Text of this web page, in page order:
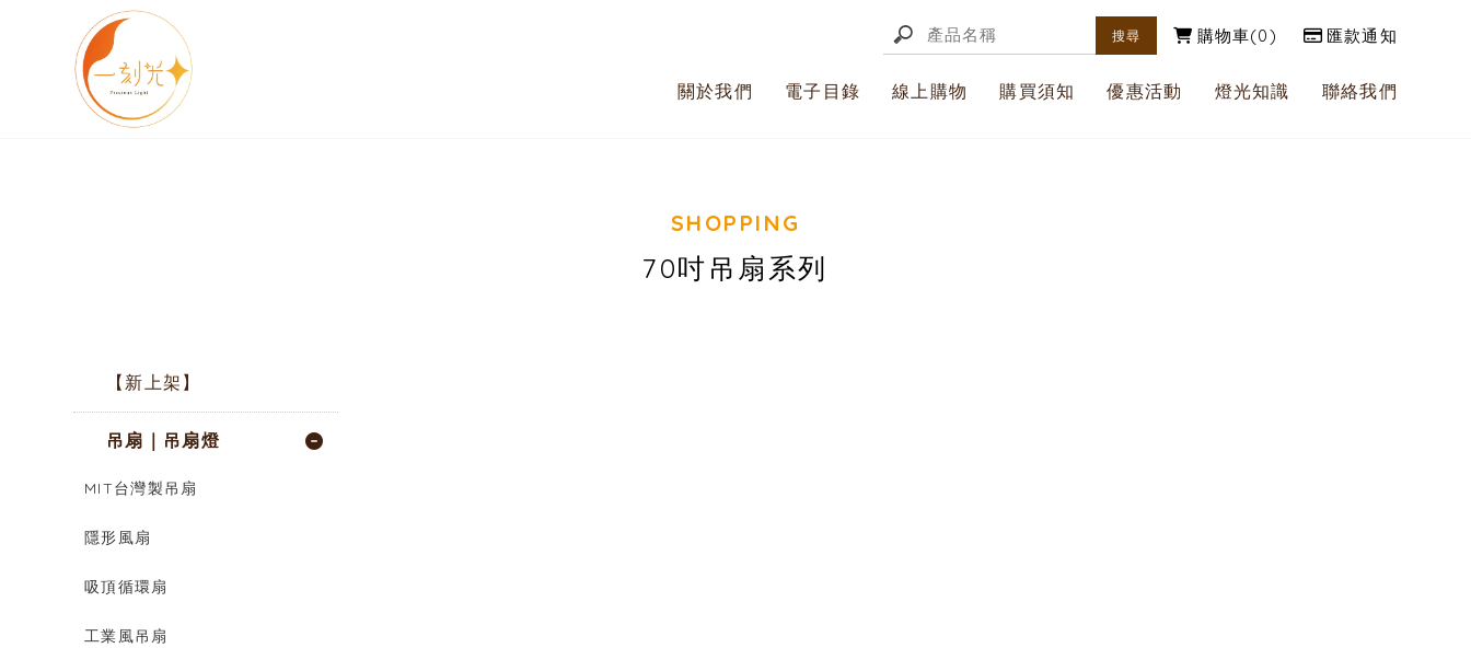
購物車 0 匯款通知
關於我們 電子目錄 線上購物 購買須知 優惠活動 燈光知識 聯絡我們
70吋吊扇系列
【新上架】
吊扇｜吊扇燈
MIT台灣製吊扇
隱形風扇
吸頂循環扇
工業風吊扇